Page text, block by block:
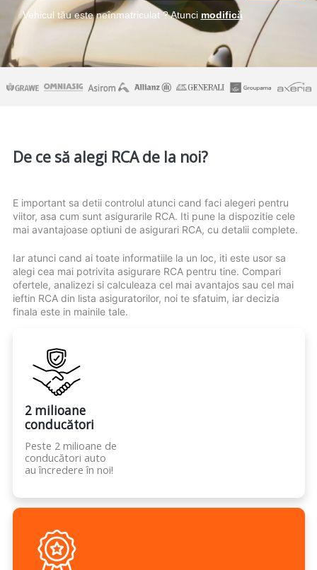
Vehicul tău este neînmatriculat ? Atunci modifică
De ce să alegi RCA de la noi?
E important sa detii controlul atunci cand faci alegeri pentru
viitor, asa cum sunt asigurarile RCA. Iti pune la dispozitie cele
mai avantajoase optiuni de asigurari RCA, cu detalii complete.
Iar atunci cand ai toate informatiile la un loc, iti este usor sa
alegi cea mai potrivita asigurare RCA pentru tine. Compari
ofertele, analizezi si calculeaza cel mai avantajos sau cel mai
ieftin RCA din lista asiguratorilor, noi te sfatuim, iar decizia
finala este in mainile tale.
2 milioane
conducători
Peste 2 milioane de
conducători auto
au încredere în noi!